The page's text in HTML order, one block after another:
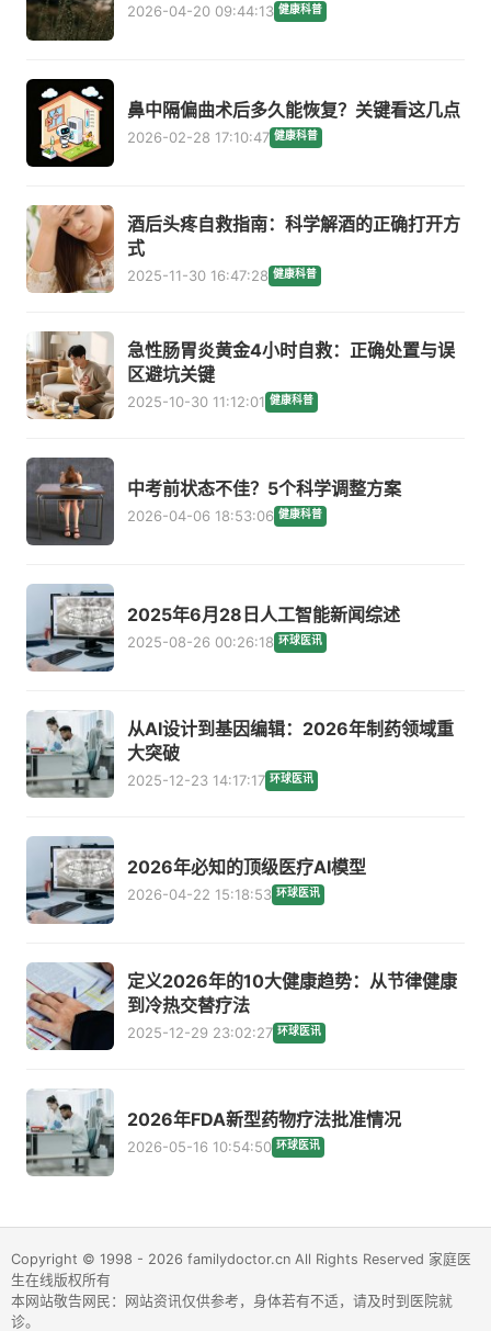
2026-04-20 09:44:13 健康科普
鼻中隔偏曲术后多久能恢复？关键看这几点
2026-02-28 17:10:47 健康科普
酒后头疼自救指南：科学解酒的正确打开方
式
2025-11-30 16:47:28 健康科普
急性肠胃炎黄金4小时自救：正确处置与误
区避坑关键
2025-10-30 11:12:01 健康科普
中考前状态不佳？5个科学调整方案
2026-04-06 18:53:06 健康科普
2025年6月28日人工智能新闻综述
2025-08-26 00:26:18 环球医讯
从AI设计到基因编辑：2026年制药领域重
大突破
2025-12-23 14:17:17 环球医讯
2026年必知的顶级医疗AI模型
2026-04-22 15:18:53 环球医讯
定义2026年的10大健康趋势：从节律健康
到冷热交替疗法
2025-12-29 23:02:27 环球医讯
2026年FDA新型药物疗法批准情况
2026-05-16 10:54:50 环球医讯
Copyright © 1998 - 2026 familydoctor.cn All Rights Reserved 家庭医
生在线版权所有
本网站敬告网民：网站资讯仅供参考，身体若有不适，请及时到医院就
诊。